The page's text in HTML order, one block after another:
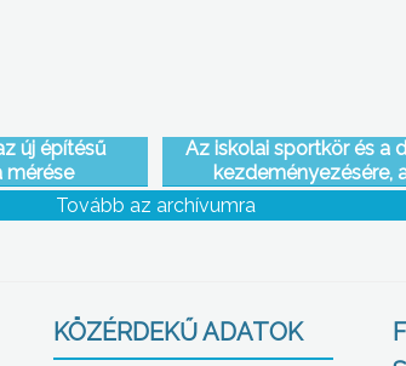
új építésű
mérése
Az iskolai sportkör és a
kezdeményezésére,
támogatásával
Tovább az archívumra
KÖZÉRDEKŰ ADATOK